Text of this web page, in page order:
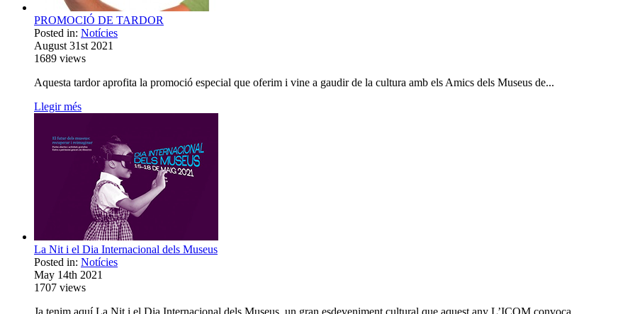
PROMOCIÓ DE TARDOR
Posted in: Notícies
August 31st 2021
1689 views
Aquesta tardor aprofita la promoció especial que oferim i vine a gaudir de la cultura amb els Amics dels Museus de...
Llegir més
La Nit i el Dia Internacional dels Museus
Posted in: Notícies
May 14th 2021
1707 views
Ja tenim aquí La Nit i el Dia Internacional dels Museus, un gran esdeveniment cultural que aquest any L’ICOM convoca...